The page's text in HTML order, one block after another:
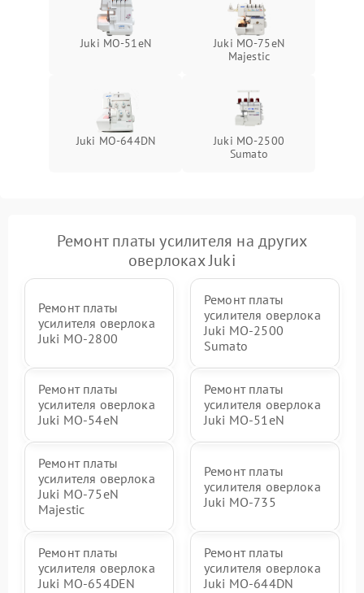
Juki MO-51eN
Juki MO-75eN
Majestic
Juki MO-644DN
Juki MO-2500
Sumato
Ремонт платы усилителя на других
оверлоках Juki
Ремонт платы
усилителя оверлока
Juki MO-2800
Ремонт платы
усилителя оверлока
Juki MO-2500
Sumato
Ремонт платы
усилителя оверлока
Juki MO-54eN
Ремонт платы
усилителя оверлока
Juki MO-51eN
Ремонт платы
усилителя оверлока
Juki MO-75eN
Majestic
Ремонт платы
усилителя оверлока
Juki MO-735
Ремонт платы
усилителя оверлока
Juki MO-654DEN
Ремонт платы
усилителя оверлока
Juki MO-644DN